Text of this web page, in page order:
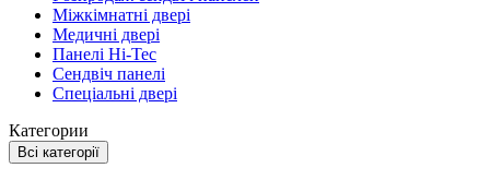
Міжкімнатні двері
Медичні двері
Панелі Hi-Tec
Сендвіч панелі
Спеціальні двері
Категории
Всі категорії